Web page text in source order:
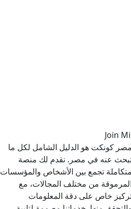
مصر كونكت هو الدليل الشامل لكل ما
عنه في مصر. نقدم لك منصة
متكاملة تجمع بين الأشخاص والمؤسسات
المرموقة من مختلف المجالات، مع
خاص على دقة المعلومات